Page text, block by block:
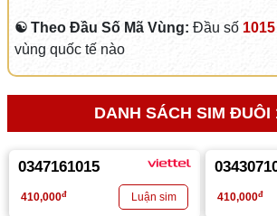
☯ Theo Đầu Số Mã Vùng: Đầu số 1015
vùng quốc tế nào
DANH SÁCH SIM ĐUÔI
0347161015
410,000đ 410,000đ